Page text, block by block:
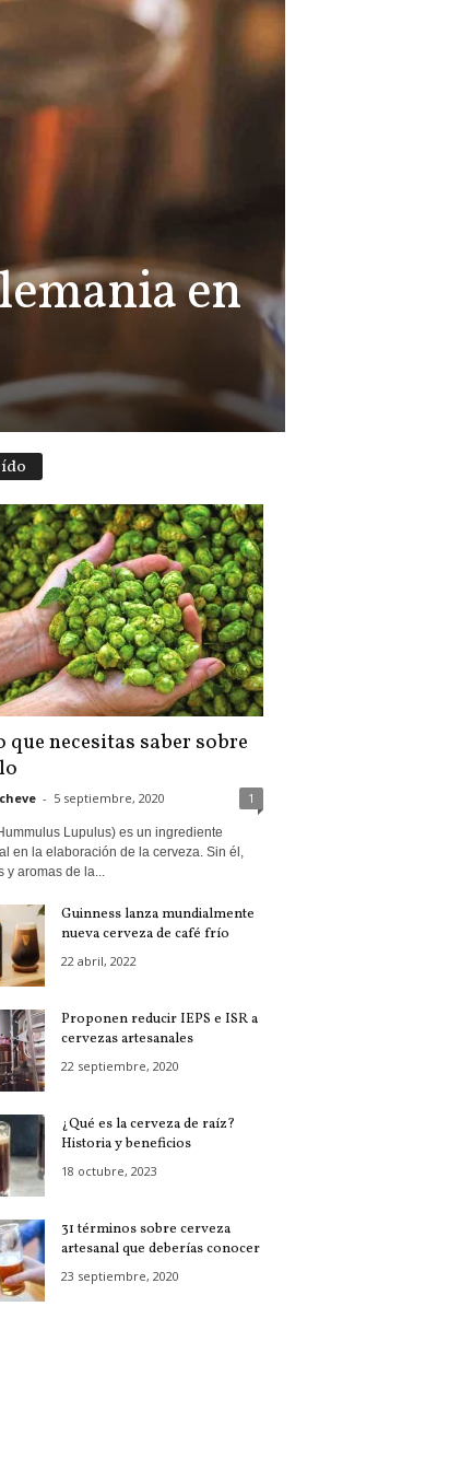
en
que necesitas saber sobre
- 5 septiembre, 2020 1
Lupulus) es un ingrediente
en la elaboración de la cerveza. Sin él,
y aromas de la...
Guinness lanza mundialmente
nueva cerveza de café frío
22 abril, 2022
Proponen reducir IEPS e ISR a
cervezas artesanales
22 septiembre, 2020
¿Qué es la cerveza de raíz?
Historia y beneficios
18 octubre, 2023
31 términos sobre cerveza
artesanal que deberías conocer
23 septiembre, 2020